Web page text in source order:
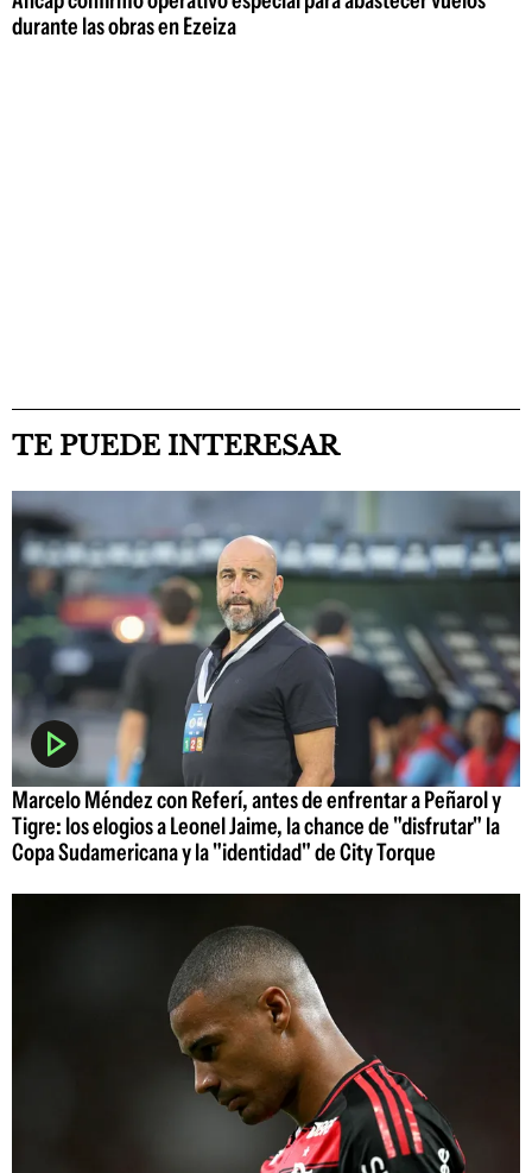
durante las obras en Ezeiza
TE PUEDE INTERESAR
Marcelo Méndez con Referí, antes de enfrentar a Peñarol y
Tigre: los elogios a Leonel Jaime, la chance de "disfrutar" la
Copa Sudamericana y la "identidad" de City Torque